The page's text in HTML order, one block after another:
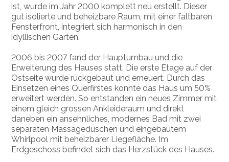
ist, wurde im Jahr 2000 komplett neu erstellt. Dieser
gut isolierte und beheizbare Raum, mit einer faltbaren
Fensterfront, integriert sich harmonisch in den
idyllischen Garten.
2006 bis 2007 fand der Hauptumbau und die
Erweiterung des Hauses statt. Die erste Etage auf der
Ostseite wurde rückgebaut und erneuert. Durch das
Einsetzen eines Querfirstes konnte das Haus um 50%
erweitert werden. So entstanden ein neues Zimmer mit
einem gleich grossen Ankleideraum und direkt
daneben ein ansehnliches, modernes Bad mit zwei
separaten Massageduschen und eingebautem
Whirlpool mit beheizbarer Liegefläche. Im
Erdgeschoss befindet sich das Herzstück des Hauses.